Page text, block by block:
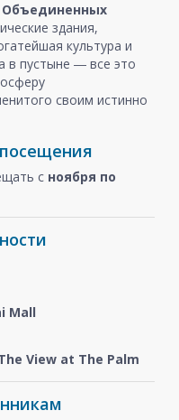
Объединенных
здания,
культура и
в пустыне ― все это
своим истинно
с ноября по
Mall
View at The Palm